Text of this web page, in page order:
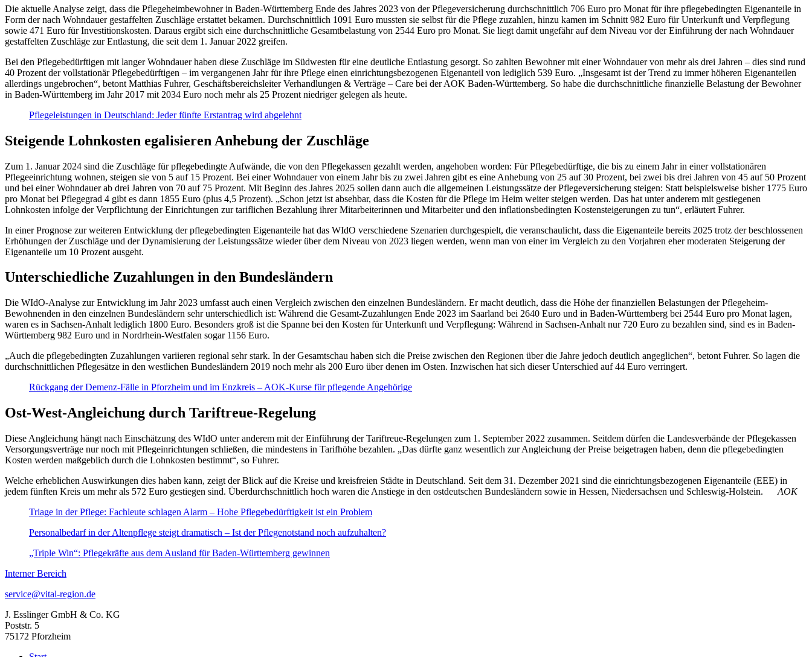
Die aktuelle Analyse zeigt, dass die Pflegeheimbewohner in Baden-Württemberg Ende des Jahres 2023 von der Pflegeversicherung durchschnittlich 706 Euro pro Monat für ihre pflegebedingten Eigenanteile in
Form der nach Wohndauer gestaffelten Zuschläge erstattet bekamen. Durchschnittlich 1091 Euro mussten sie selbst für die Pflege zuzahlen, hinzu kamen im Schnitt 982 Euro für Unterkunft und Verpflegung
sowie 471 Euro für Investitionskosten. Daraus ergibt sich eine durchschnittliche Gesamtbelastung von 2544 Euro pro Monat. Sie liegt damit ungefähr auf dem Niveau vor der Einführung der nach Wohndauer
gestaffelten Zuschläge zur Entlastung, die seit dem 1. Januar 2022 greifen.
Bei den Pflegebedürftigen mit langer Wohndauer haben diese Zuschläge im Südwesten für eine deutliche Entlastung gesorgt. So zahlten Bewohner mit einer Wohndauer von mehr als drei Jahren – dies sind rund
40 Prozent der vollstationär Pflegebedürftigen – im vergangenen Jahr für ihre Pflege einen einrichtungsbezogenen Eigenanteil von lediglich 539 Euro. „Insgesamt ist der Trend zu immer höheren Eigenanteilen
allerdings ungebrochen“, betont Matthias Fuhrer, Geschäftsbereichsleiter Verhandlungen & Verträge – Care bei der AOK Baden-Württemberg. So habe die durchschnittliche finanzielle Belastung der Bewohner
in Baden-Württemberg im Jahr 2017 mit 2034 Euro noch mehr als 25 Prozent niedriger gelegen als heute.
Pflegeleistungen in Deutschland: Jeder fünfte Erstantrag wird abgelehnt
Steigende Lohnkosten egalisieren Anhebung der Zuschläge
Zum 1. Januar 2024 sind die Zuschläge für pflegebedingte Aufwände, die von den Pflegekassen gezahlt werden, angehoben worden: Für Pflegebedürftige, die bis zu einem Jahr in einer vollstationären
Pflegeeinrichtung wohnen, steigen sie von 5 auf 15 Prozent. Bei einer Wohndauer von einem Jahr bis zu zwei Jahren gibt es eine Anhebung von 25 auf 30 Prozent, bei zwei bis drei Jahren von 45 auf 50 Prozent
und bei einer Wohndauer ab drei Jahren von 70 auf 75 Prozent. Mit Beginn des Jahres 2025 sollen dann auch die allgemeinen Leistungssätze der Pflegeversicherung steigen: Statt beispielsweise bisher 1775 Euro
pro Monat bei Pflegegrad 4 gibt es dann 1855 Euro (plus 4,5 Prozent). „Schon jetzt ist absehbar, dass die Kosten für die Pflege im Heim weiter steigen werden. Das hat unter anderem mit gestiegenen
Lohnkosten infolge der Verpflichtung der Einrichtungen zur tariflichen Bezahlung ihrer Mitarbeiterinnen und Mitarbeiter und den inflationsbedingten Kostensteigerungen zu tun“, erläutert Fuhrer.
In einer Prognose zur weiteren Entwicklung der pflegebedingten Eigenanteile hat das WIdO verschiedene Szenarien durchgespielt, die veranschaulicht, dass die Eigenanteile bereits 2025 trotz der beschlossenen
Erhöhungen der Zuschläge und der Dynamisierung der Leistungssätze wieder über dem Niveau von 2023 liegen werden, wenn man von einer im Vergleich zu den Vorjahren eher moderaten Steigerung der
Eigenanteile um 10 Prozent ausgeht.
Unterschiedliche Zuzahlungen in den Bundesländern
Die WIdO-Analyse zur Entwicklung im Jahr 2023 umfasst auch einen Vergleich zwischen den einzelnen Bundesländern. Er macht deutlich, dass die Höhe der finanziellen Belastungen der Pflegeheim-
Bewohnenden in den einzelnen Bundesländern sehr unterschiedlich ist: Während die Gesamt-Zuzahlungen Ende 2023 im Saarland bei 2640 Euro und in Baden-Württemberg bei 2544 Euro pro Monat lagen,
waren es in Sachsen-Anhalt lediglich 1800 Euro. Besonders groß ist die Spanne bei den Kosten für Unterkunft und Verpflegung: Während in Sachsen-Anhalt nur 720 Euro zu bezahlen sind, sind es in Baden-
Württemberg 982 Euro und in Nordrhein-Westfalen sogar 1156 Euro.
„Auch die pflegebedingten Zuzahlungen variieren regional sehr stark. In der Gesamtschau haben sich die Preise zwischen den Regionen über die Jahre jedoch deutlich angeglichen“, betont Fuhrer. So lagen die
durchschnittlichen Pflegesätze in den westlichen Bundesländern 2019 noch mehr als 200 Euro über denen im Osten. Inzwischen hat sich dieser Unterschied auf 44 Euro verringert.
Rückgang der Demenz-Fälle in Pforzheim und im Enzkreis – AOK-Kurse für pflegende Angehörige
Ost-West-Angleichung durch Tariftreue-Regelung
Diese Angleichung hängt nach Einschätzung des WIdO unter anderem mit der Einführung der Tariftreue-Regelungen zum 1. September 2022 zusammen. Seitdem dürfen die Landesverbände der Pflegekassen
Versorgungsverträge nur noch mit Pflegeinrichtungen schließen, die mindestens in Tarifhöhe bezahlen. „Das dürfte ganz wesentlich zur Angleichung der Preise beigetragen haben, denn die pflegebedingten
Kosten werden maßgeblich durch die Lohnkosten bestimmt“, so Fuhrer.
Welche erheblichen Auswirkungen dies haben kann, zeigt der Blick auf die Kreise und kreisfreien Städte in Deutschland. Seit dem 31. Dezember 2021 sind die einrichtungsbezogenen Eigenanteile (EEE) in
jedem fünften Kreis um mehr als 572 Euro gestiegen sind. Überdurchschnittlich hoch waren die Anstiege in den ostdeutschen Bundesländern sowie in Hessen, Niedersachsen und Schleswig-Holstein. AOK
Triage in der Pflege: Fachleute schlagen Alarm – Hohe Pflegebedürftigkeit ist ein Problem
Personalbedarf in der Altenpflege steigt dramatisch – Ist der Pflegenotstand noch aufzuhalten?
„Triple Win“: Pflegekräfte aus dem Ausland für Baden-Württemberg gewinnen
Interner Bereich
service@vital-region.de
J. Esslinger GmbH & Co. KG
Poststr. 5
75172 Pforzheim